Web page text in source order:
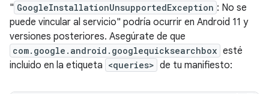
" GoogleInstallationUnsupportedException : No se
puede vincular al servicio" podría ocurrir en Android 11 y
versiones posteriores. Asegúrate de que
com.google.android.googlequicksearchbox esté
incluido en la etiqueta <queries> de tu manifiesto: